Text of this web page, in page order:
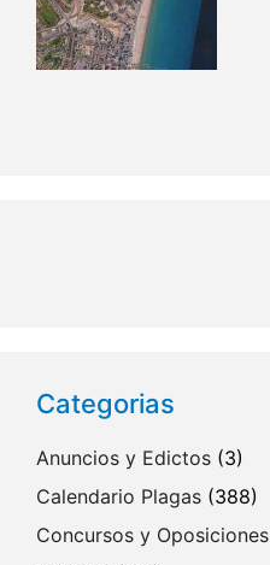
Categorias
Anuncios y Edictos (3)
Calendario Plagas (388)
Concursos y Oposiciones